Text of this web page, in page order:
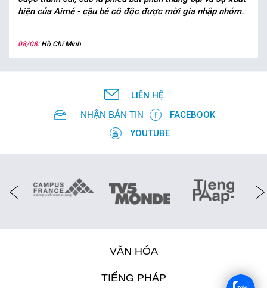
hiện của Aimé - cậu bé cô độc được mời gia nhập nhóm.
08/08: Hồ Chí Minh
LIÊN HỆ
NHẬN BẢN TIN
FACEBOOK
YOUTUBE
VĂN HÓA
TIẾNG PHÁP